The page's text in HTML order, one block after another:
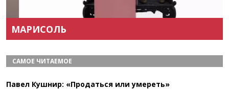
МАРИСОЛЬ
САМОЕ ЧИТАЕМОЕ
Павел Кушнир: «Продаться или умереть»